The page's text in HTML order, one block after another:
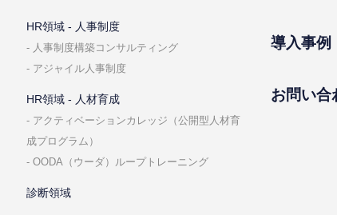
HR領域 - ⼈事制度
⼈事制度構築コンサルティング
アジャイル⼈事制度
HR領域 - ⼈材育成
アクティベーションカレッジ（公開型⼈材育
成プログラム）
OODA（ウーダ）ループトレーニング
診断領域
導⼊事例
お問い合